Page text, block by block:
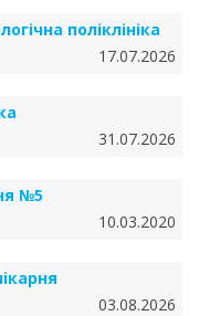
поліклініка
17.07.2026
31.07.2026
№5
10.03.2020
03.08.2026